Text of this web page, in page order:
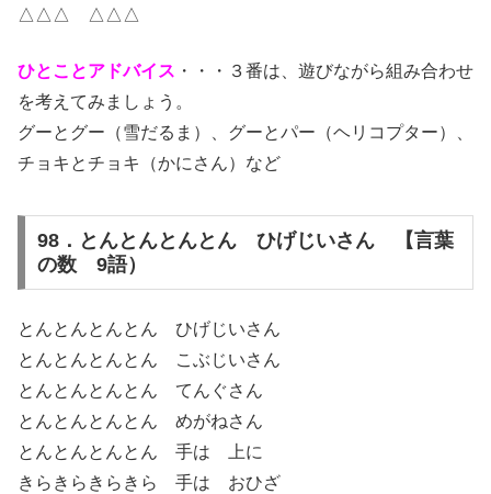
△△△ △△△
ひとことアドバイス ・・・３番は、遊びながら組み合わせ
を考えてみましょう。
グーとグー（雪だるま）、グーとパー（ヘリコプター）、
チョキとチョキ（かにさん）など
98．とんとんとんとん ひげじいさん 【言葉
の数 9語）
とんとんとんとん ひげじいさん
とんとんとんとん こぶじいさん
とんとんとんとん てんぐさん
とんとんとんとん めがねさん
とんとんとんとん 手は 上に
きらきらきらきら 手は おひざ